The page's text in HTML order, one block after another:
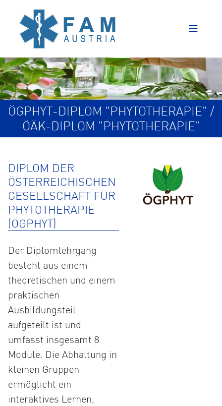
ÖGPHYT-DIPLOM "PHYTOTHERAPIE" /
ÖÄK-DIPLOM "PHYTOTHERAPIE"
DIPLOM DER
ÖSTERREICHISCHEN
GESELLSCHAFT FÜR
PHYTOTHERAPIE
(ÖGPHYT)
Der Diplomlehrgang
besteht aus einem
theoretischen und einem
praktischen
Ausbildungsteil
aufgeteilt ist und
umfasst insgesamt 8
Module. Die Abhaltung in
kleinen Gruppen
ermöglicht ein
interaktives Lernen,